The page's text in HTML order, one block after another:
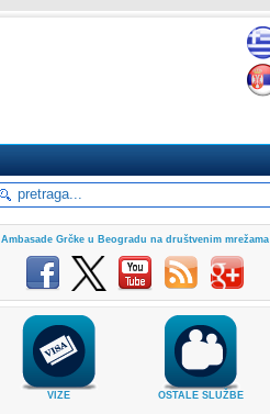
Ambasade Grčke u Beogradu na društvenim mrežama
VIZE OSTALE SLUŽBE